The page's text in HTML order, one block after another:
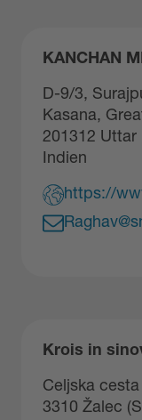
KANCHAN
D-9/3,
Kasana,
201312 Uttar
Indien
https://
Krois in
Celjska
3310 Žalec